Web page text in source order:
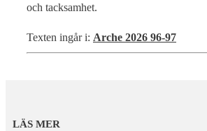
och tacksamhet.
Texten ingår i: Arche 2026 96-97
LÄS MER